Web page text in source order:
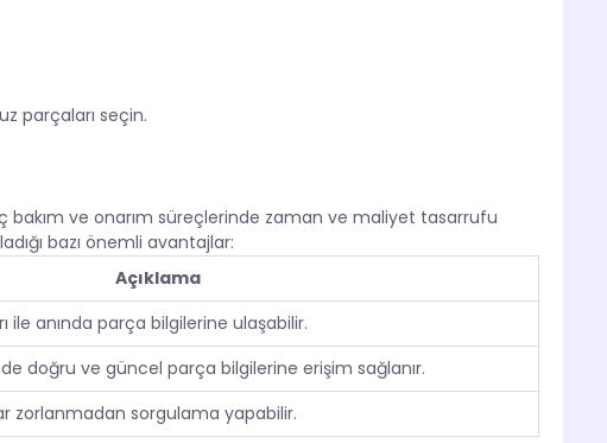
parçaları seçin.
bakım ve onarım süreçlerinde zaman ve maliyet tasarrufu
bazı önemli avantajlar:
Açıklama
ile anında parça bilgilerine ulaşabilir.
doğru ve güncel parça bilgilerine erişim sağlanır.
zorlanmadan sorgulama yapabilir.